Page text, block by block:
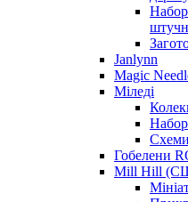
Janlynn
Magic
Міледі
Гобелени
Mill Hill